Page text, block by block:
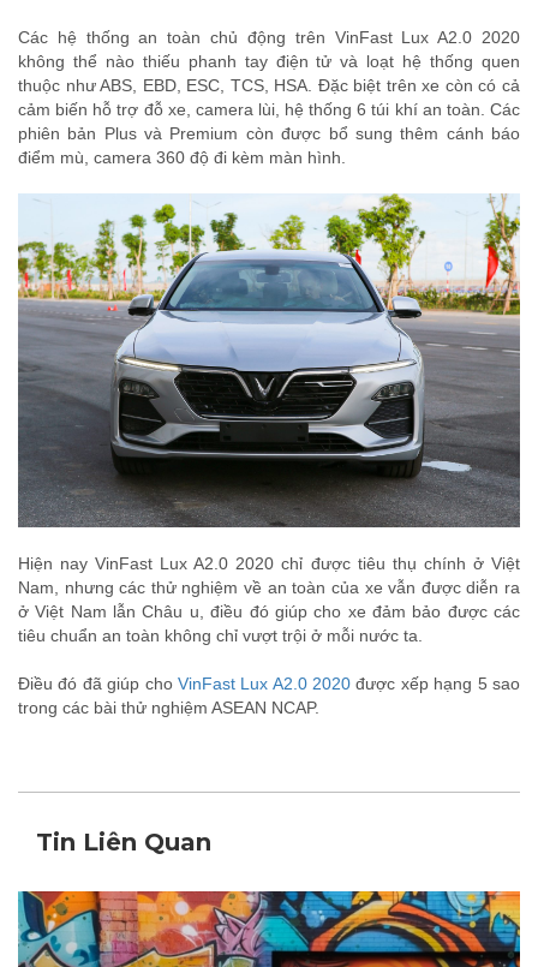
Các hệ thống an toàn chủ động trên VinFast Lux A2.0 2020
không thể nào thiếu phanh tay điện tử và loạt hệ thống quen
thuộc như ABS, EBD, ESC, TCS, HSA. Đặc biệt trên xe còn có cả
cảm biến hỗ trợ đỗ xe, camera lùi, hệ thống 6 túi khí an toàn. Các
phiên bản Plus và Premium còn được bổ sung thêm cánh báo
điểm mù, camera 360 độ đi kèm màn hình.
Hiện nay VinFast Lux A2.0 2020 chỉ được tiêu thụ chính ở Việt
Nam, nhưng các thử nghiệm về an toàn của xe vẫn được diễn ra
ở Việt Nam lẫn Châu u, điều đó giúp cho xe đảm bảo được các
tiêu chuẩn an toàn không chỉ vượt trội ở mỗi nước ta.
Điều đó đã giúp cho VinFast Lux A2.0 2020 được xếp hạng 5 sao
trong các bài thử nghiệm ASEAN NCAP.
Tin Liên Quan